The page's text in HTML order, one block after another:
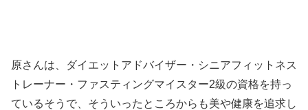
原さんは、ダイエットアドバイザー・シニアフィットネス
トレーナー・ファスティングマイスター2級の資格を持っ
ているそうで、そういったところからも美や健康を追求し